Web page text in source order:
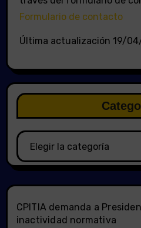
Formulario de contacto
Última actualización 19/
Categorías
CPITIA demanda a
inactividad normativa